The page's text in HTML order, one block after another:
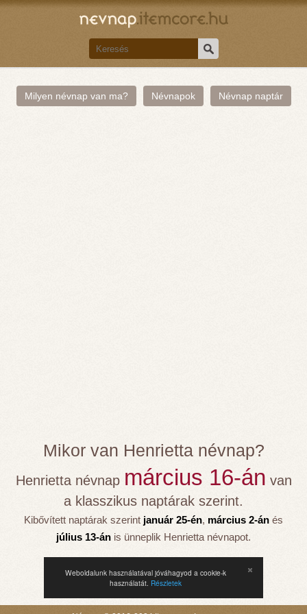
Weboldalunk használatával jóváhagyod a cookie-k
használatát. Részletek
Milyen névnap van ma? Névnapok Névnap naptár
Mikor van Henrietta névnap?
Henrietta névnap március 16-án van
a klasszikus naptárak szerint.
Kibővített naptárak szerint január 25-én, március 2-án és
július 13-án is ünneplik Henrietta névnapot.